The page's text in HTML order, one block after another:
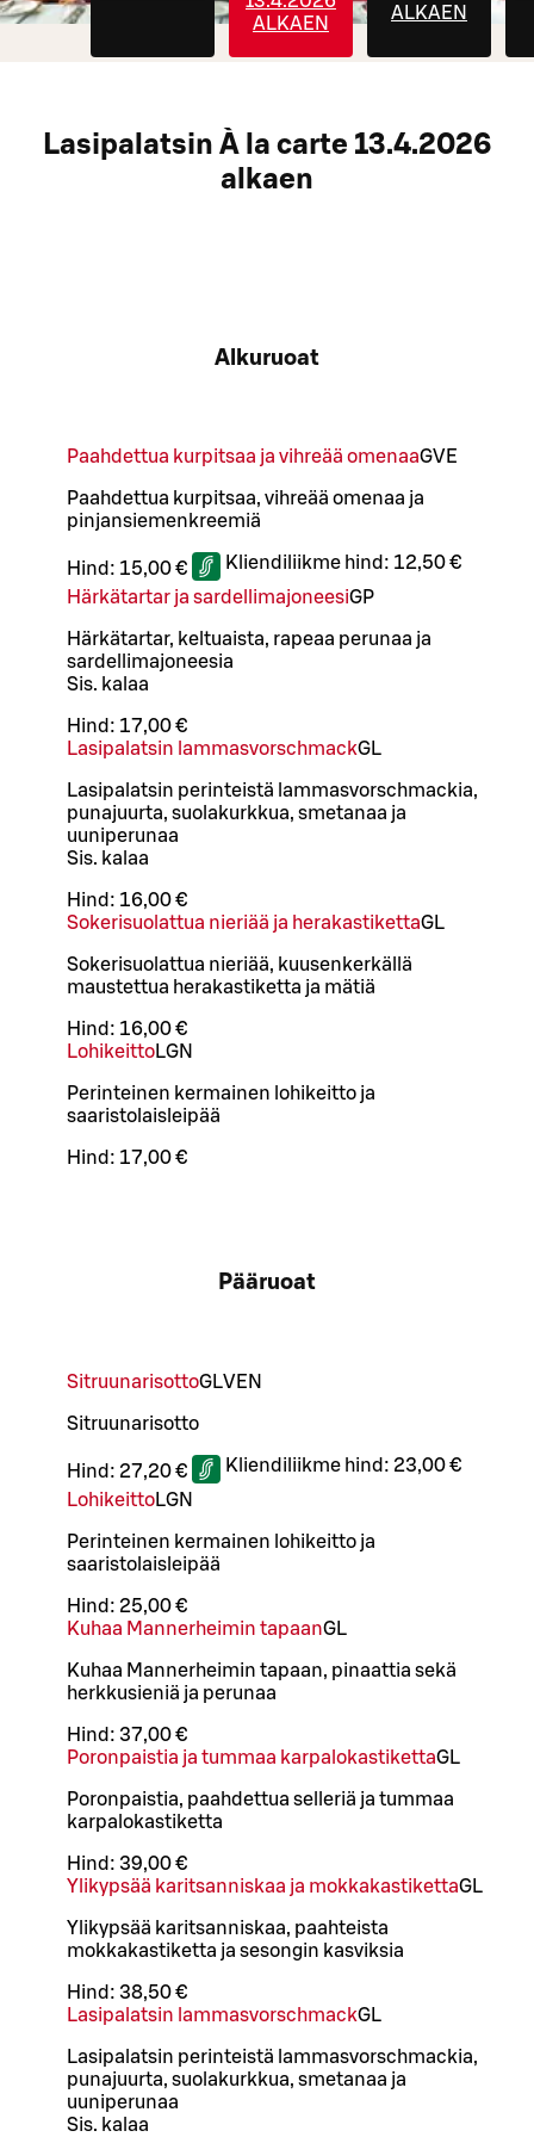
ALKAEN
ALKAEN
Lasipalatsin À la carte 13.4.2026
alkaen
Alkuruoat
Paahdettua kurpitsaa ja vihreää omenaaGVE
Paahdettua kurpitsaa, vihreää omenaa ja
pinjansiemenkreemiä
Hind: 15,00 € Kliendiliikme hind: 12,50 €
Härkätartar ja sardellimajoneesiGP
Härkätartar, keltuaista, rapeaa perunaa ja
sardellimajoneesia
Sis. kalaa
Hind: 17,00 €
Lasipalatsin lammasvorschmackGL
Lasipalatsin perinteistä lammasvorschmackia,
punajuurta, suolakurkkua, smetanaa ja
uuniperunaa
Sis. kalaa
Hind: 16,00 €
Sokerisuolattua nieriää ja herakastikettaGL
Sokerisuolattua nieriää, kuusenkerkällä
maustettua herakastiketta ja mätiä
Hind: 16,00 €
LohikeittoLGN
Perinteinen kermainen lohikeitto ja
saaristolaisleipää
Hind: 17,00 €
Pääruoat
SitruunarisottoGLVEN
Sitruunarisotto
Hind: 27,20 € Kliendiliikme hind: 23,00 €
LohikeittoLGN
Perinteinen kermainen lohikeitto ja
saaristolaisleipää
Hind: 25,00 €
Kuhaa Mannerheimin tapaanGL
Kuhaa Mannerheimin tapaan, pinaattia sekä
herkkusieniä ja perunaa
Hind: 37,00 €
Poronpaistia ja tummaa karpalokastikettaGL
Poronpaistia, paahdettua selleriä ja tummaa
karpalokastiketta
Hind: 39,00 €
Ylikypsää karitsanniskaa ja mokkakastikettaGL
Ylikypsää karitsanniskaa, paahteista
mokkakastiketta ja sesongin kasviksia
Hind: 38,50 €
Lasipalatsin lammasvorschmackGL
Lasipalatsin perinteistä lammasvorschmackia,
punajuurta, suolakurkkua, smetanaa ja
uuniperunaa
Sis. kalaa